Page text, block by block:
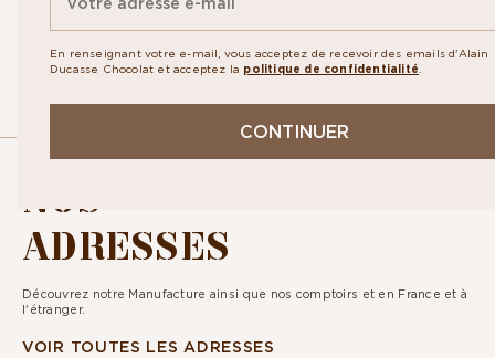
En renseignant votre e-mail, vous acceptez de recevoir des emails d'Alain
Ducasse Chocolat et acceptez la politique de confidentialité
CONTINUER
ainsi que nos exclusivités. En vous abonnant vous acceptez la
NOS
ADRESSES
Découvrez notre Manufacture ainsi que nos comptoirs et en France et à
l'étranger.
VOIR TOUTES LES ADRESSES